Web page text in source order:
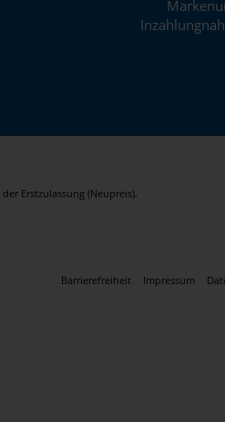
Erstzulassung (Neupreis).
Barrierefreiheit Impressum